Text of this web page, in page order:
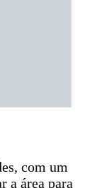
com um
a área para